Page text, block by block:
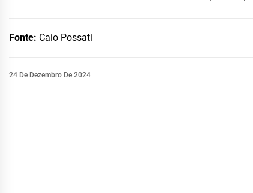
Fonte: Caio Possati
24 De Dezembro De 2024